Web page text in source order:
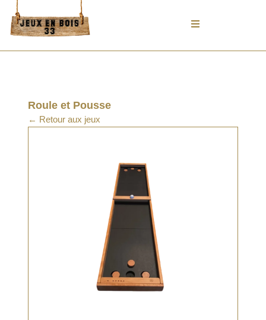
Aller
contenu
Roule et Pousse
← Retour aux jeux